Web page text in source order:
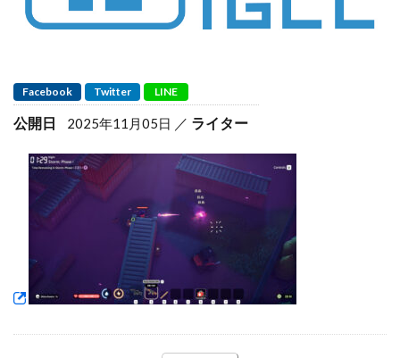
Facebook Twitter LINE
公開日 2025年11月05日 ライター